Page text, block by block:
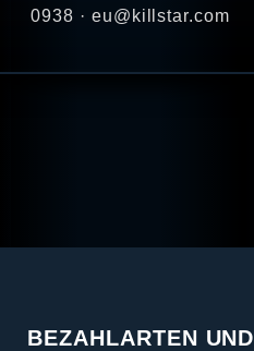
0938 · eu@killstar.com
BEZAHLARTEN